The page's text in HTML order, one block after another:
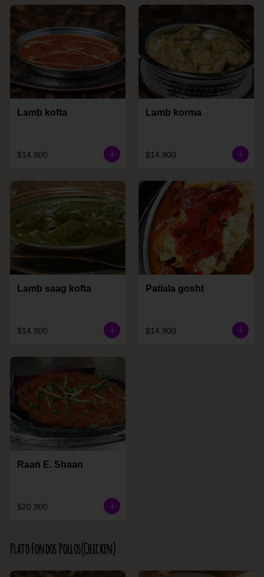
Lamb kofta
$14.900
Lamb korma
$14.900
Lamb saag kofta
$14.900
Patiala gosht
$14.900
Raan E. Shaan
$20.900
Plato Fondos Pollos(Chicken)